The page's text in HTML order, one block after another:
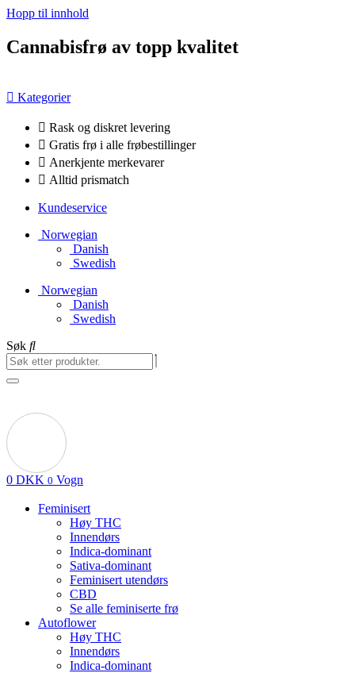
Hopp til innhold
Cannabisfrø av topp kvalitet
Kategorier
Rask og diskret levering
Gratis frø i alle frøbestillinger
Anerkjente merkevarer
Alltid prismatch
Kundeservice
Norwegian
Danish
Swedish
Norwegian
Danish
Swedish
Søk
0 DKK 0 Vogn
Feminisert
Høy THC
Innendørs
Indica-dominant
Sativa-dominant
Feminisert utendørs
CBD
Se alle feminiserte frø
Autoflower
Høy THC
Innendørs
Indica-dominant